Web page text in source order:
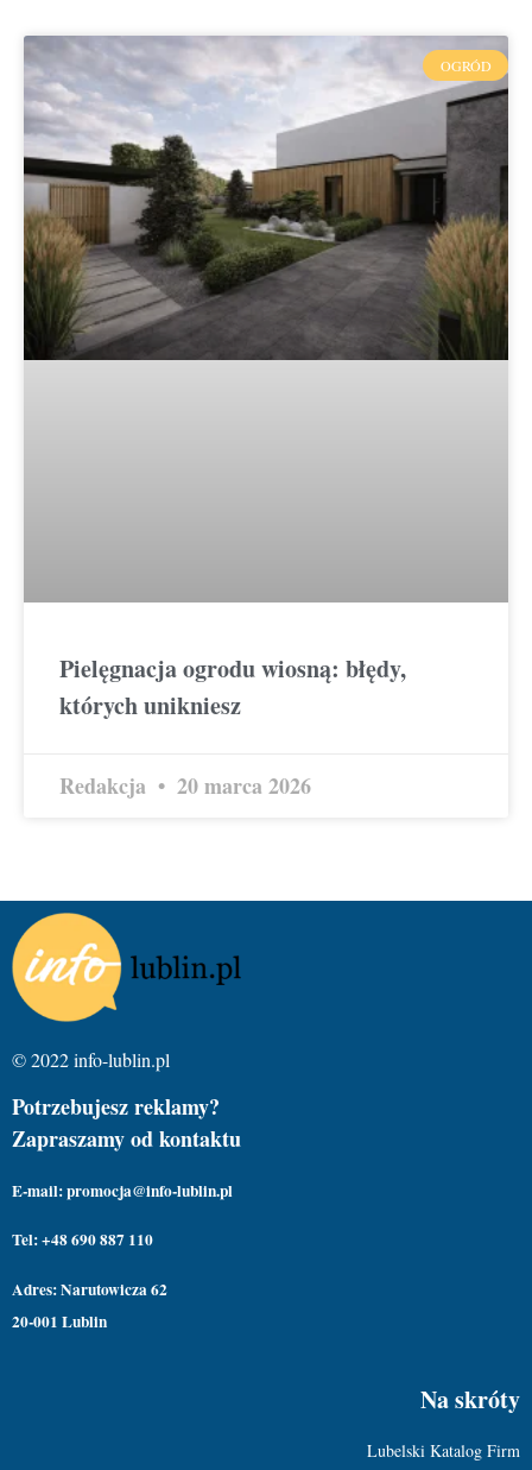
OGRÓD
Pielęgnacja ogrodu wiosną: błędy,
których unikniesz
Redakcja 20 marca 2026
© 2022 info-lublin.pl
Potrzebujesz reklamy?
Zapraszamy od kontaktu
E-mail: promocja@info-lublin.pl
Tel: +48 690 887 110
Adres: Narutowicza 62
20-001 Lublin
Na skróty
Lubelski Katalog Firm